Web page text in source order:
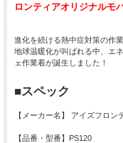
ロンティアオリジナルモ
進化を続ける熱中症対策の作
地球温暖化が叫ばれる中、エ
ェ作業着が誕生しました！
■スペック
【メーカー名】 アイズフロン
【品番・型番】PS120